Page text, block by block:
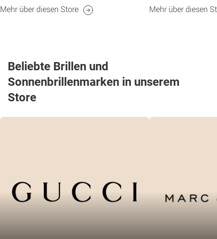
Mehr über diesen Store Mehr über diesen
Beliebte Brillen und
Sonnenbrillenmarken in unserem
Store